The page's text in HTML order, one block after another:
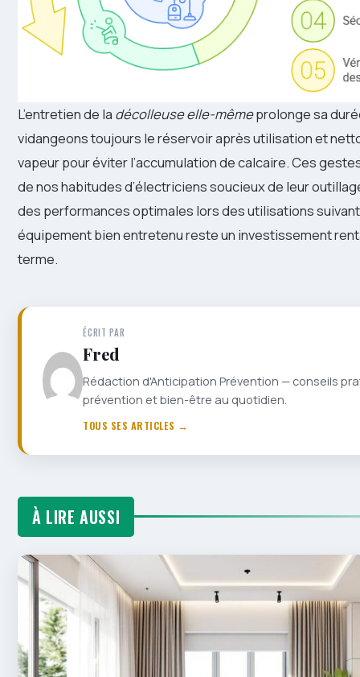
L’entretien de la décolleuse elle-mêmeprolonge sa
vidangeons toujours le réservoir après utilisation et
vapeur pour éviter l’accumulation de calcaire. Ces
de nos habitudes d’électriciens soucieux de leur
des performances optimales lors des utilisations
équipement bien entretenu reste un investissement
terme.
ÉCRIT PAR
Fred
Rédaction d'Anticipation Prévention — conseils
prévention et bien-être au quotidien.
TOUS SES ARTICLES →
À LIRE AUSSI